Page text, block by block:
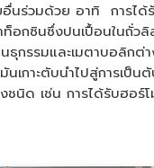
นร่วมด้วย อาทิ การได้รั
ท็อกซินซึ่งปนเปื้อนในถั่ว
กรรมและเมตาบอลิกต่า
นเกาะตับนำไปสู่การเป็น
ชนิด เช่น การได้รับฮอร์